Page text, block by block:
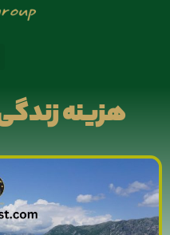
هزینه